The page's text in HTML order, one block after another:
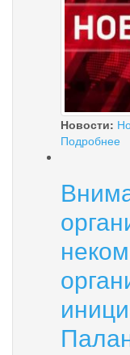
Новости:
Подробнее